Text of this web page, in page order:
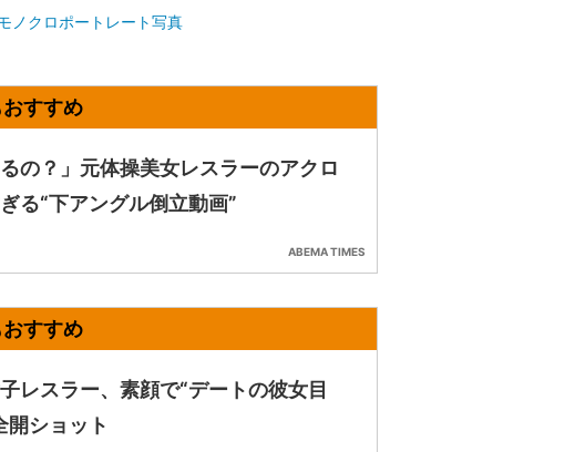
ノクロポートレート写真
るの？」元体操美女レスラーのアクロ
る“下アングル倒立動画”
ABEMA TIMES
レスラー、素顔で“デートの彼女目
開ショット